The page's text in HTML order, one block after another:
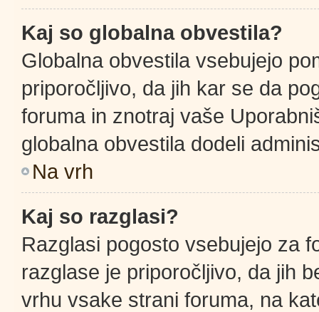
Kaj so globalna obvestila?
Globalna obvestila vsebujejo
priporočljivo, da jih kar se da
foruma in znotraj vaše
globalna obvestila dodeli
Na vrh
Kaj so razglasi?
Razglasi pogosto vsebujejo za
razglase je priporočljivo, da jih
vrhu vsake strani foruma, na